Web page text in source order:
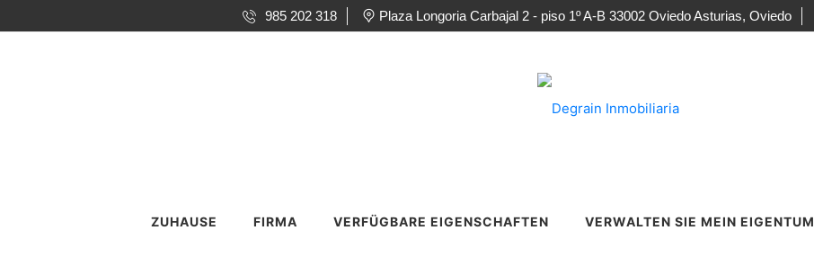
985 202 318 Plaza Longoria Carbajal 2 - piso 1º A-B 33002 Oviedo Asturias, Oviedo
ZUHAUSE FIRMA VERFÜGBARE EIGENSCHAFTEN VERWALTEN SIE MEIN EIGENTUM